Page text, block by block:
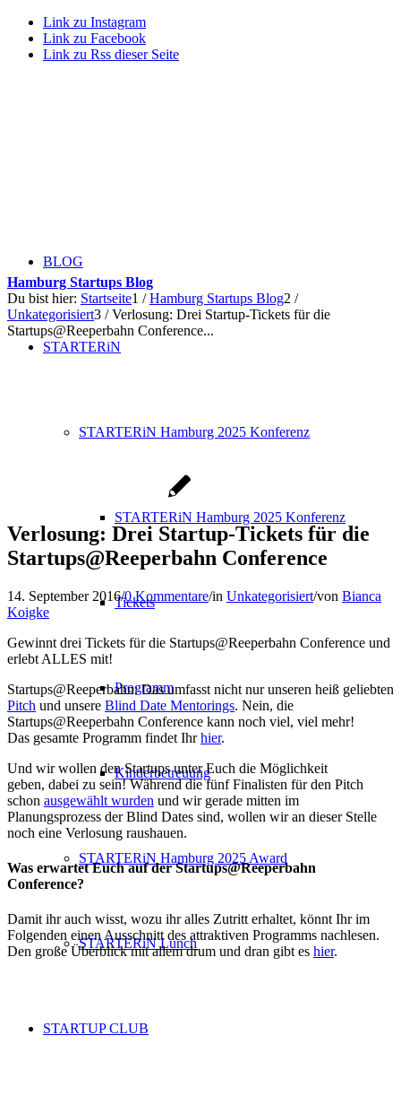
Link zu Instagram
Link zu Facebook
Link zu Rss dieser Seite
BLOG
STARTERiN
STARTERiN Hamburg 2025 Konferenz
STARTERiN Hamburg 2025 Konferenz
Tickets
Programm
Kinderbetreuung
STARTERiN Hamburg 2025 Award
STARTERiN Lunch
STARTUP CLUB
Hamburg Startups Blog
Du bist hier: Startseite1 / Hamburg Startups Blog2 /
Unkategorisiert3 / Verlosung: Drei Startup-Tickets für die
Startups@Reeperbahn Conference...
Verlosung: Drei Startup-Tickets für die
Startups@Reeperbahn Conference
14. September 2016/0 Kommentare/in Unkategorisiert/von Bianca
Koigke
Gewinnt drei Tickets für die Startups@Reeperbahn Conference und
erlebt ALLES mit!
Startups@Reeperbahn: Das umfasst nicht nur unseren heiß geliebten
Pitch und unsere Blind Date Mentorings. Nein, die
Startups@Reeperbahn Conference kann noch viel, viel mehr!
Das gesamte Programm findet Ihrhier.
Und wir wollen den Startups unter Euch die Möglichkeit
geben, dabei zu sein! Während die fünf Finalisten für den Pitch
schon ausgewählt wurden und wir gerade mitten im
Planungsprozess der Blind Dates sind, wollen wir an dieser Stelle
noch eine Verlosung raushauen.
Was erwartet Euch auf der Startups@Reeperbahn
Conference?
Damit ihr auch wisst, wozu ihr alles Zutritt erhaltet, könnt Ihr im
Folgenden einen Ausschnitt des attraktiven Programms nachlesen.
Den große Überblick mit allem drum und dran gibt es hier.